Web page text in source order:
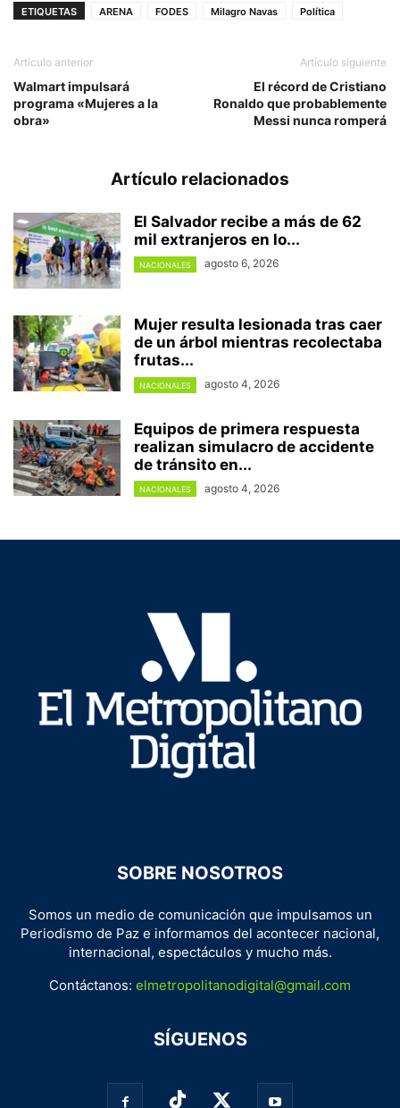
ETIQUETAS ARENA FODES Milagro Navas Política
Artículo anterior
Walmart impulsará
programa «Mujeres a la
obra»
Artículo siguiente
El récord de Cristiano
Ronaldo que probablemente
Messi nunca romperá
Artículo relacionados
El Salvador recibe a más de 62
mil extranjeros en lo...
NACIONALES agosto 6, 2026
Mujer resulta lesionada tras caer
de un árbol mientras recolectaba
frutas...
NACIONALES agosto 4, 2026
Equipos de primera respuesta
realizan simulacro de accidente
de tránsito en...
NACIONALES agosto 4, 2026
SOBRE NOSOTROS
Somos un medio de comunicación que impulsamos un
Periodismo de Paz e informamos del acontecer nacional,
internacional, espectáculos y mucho más.
Contáctanos: elmetropolitanodigital@gmail.com
SÍGUENOS